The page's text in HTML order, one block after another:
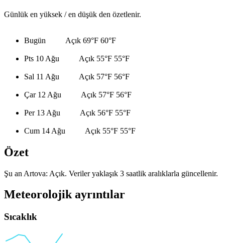
Günlük en yüksek / en düşük den özetlenir.
Bugün Açık 69°F 60°F
Pts 10 Ağu Açık 55°F 55°F
Sal 11 Ağu Açık 57°F 56°F
Çar 12 Ağu Açık 57°F 56°F
Per 13 Ağu Açık 56°F 55°F
Cum 14 Ağu Açık 55°F 55°F
Özet
Şu an Artova: Açık. Veriler yaklaşık 3 saatlik aralıklarla güncellenir.
Meteorolojik ayrıntılar
Sıcaklık